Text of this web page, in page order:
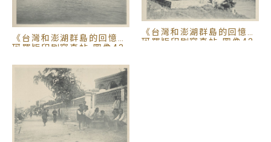
媽宮拱辰門外。遙祭與追思，戰爭已經已遠去，斯人
獨自悵然！這趟臺灣與澎湖漁人群島巡禮，留下最美
的、稀有的十九世紀臺灣與澎湖群島的影像記憶。
《台灣和澎湖群島的回憶》
珂羅版印刷寫真帖-圖像43
《台灣和澎湖群島的回憶》
珂羅版印刷寫真帖-圖像42